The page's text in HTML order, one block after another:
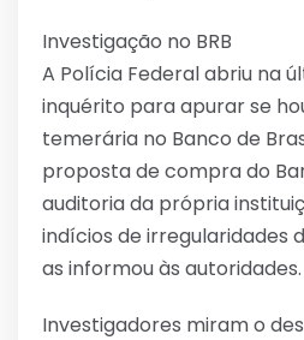
Investigação no BRB
A Polícia Federal abriu na
inquérito para apurar se
temerária no Banco de
proposta de compra do
auditoria da própria
indícios de irregularidades
as informou às autoridades.
Investigadores miram o